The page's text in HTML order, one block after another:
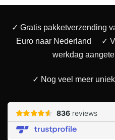
✓ Gratis pakketverzending
Euro naar Nederland
✓
werkdag
✓ Nog veel meer